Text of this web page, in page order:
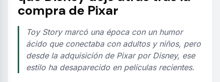
compra de Pixar
Toy Story marcó una época con un humor
ácido que conectaba con adultos y niños, pero
desde la adquisición de Pixar por Disney, ese
estilo ha desaparecido en películas recientes.